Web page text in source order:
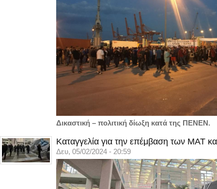
Δικαστική – πολιτική δίωξη κατά της ΠΕΝΕΝ.
Καταγγελία για την επέμβαση των ΜΑΤ
Δευ, 05/02/2024 - 20:59